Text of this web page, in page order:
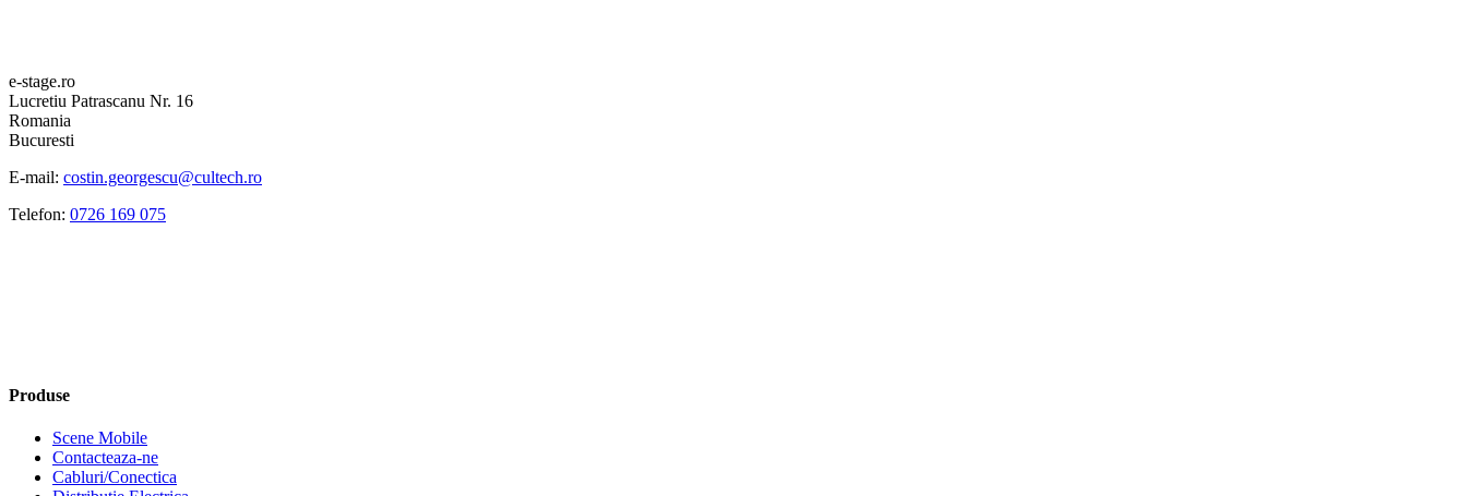
e-stage.ro
Lucretiu Patrascanu Nr. 16
Romania
Bucuresti
E-mail: costin.georgescu@cultech.ro
Telefon: 0726 169 075
Produse
Scene Mobile
Contacteaza-ne
Cabluri/Conectica